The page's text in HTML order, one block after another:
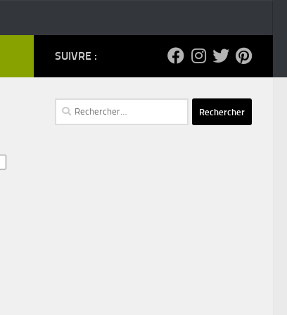
SUIVRE :
Rechercher :